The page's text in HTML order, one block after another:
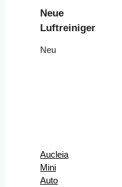
Neue
Luftreiniger
Neu
Aucleia
Mini
Auto